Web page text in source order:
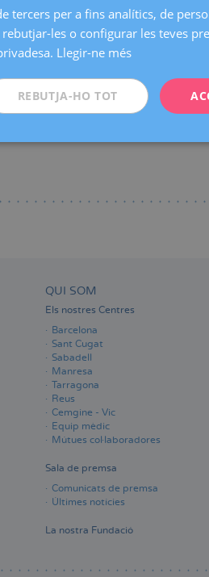
relacionats amb Patologia
ponències i comunicacions.
científiques:
de Senología y Patología Mamaria i
de la Acadèmia de Ciències
QUI SOM
Els nostres Centres
Barcelona
Sant Cugat
Sabadell
Manresa
Tarragona
Reus
Cemgine - Vic
Equip mèdic
Mútues col·laboradores
Sala de premsa
Comunicats de premsa
Últimes notícies
La nostra Fundació
tercers per a fins analítics, de
les o configurar les teves
Llegir-ne més
REBUTJA-HO TOT